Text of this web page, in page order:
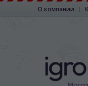
О компании